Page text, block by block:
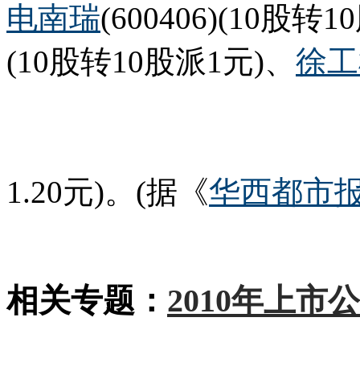
电南瑞(600406)(10股转
(10股转10股派1元)、 徐
1.20元)。(据《华西都市
相关专题： 2010年上市